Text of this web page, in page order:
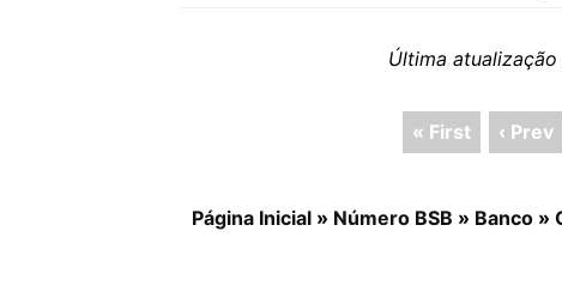
Última
« First ‹ Prev
Página Inicial » Número BSB » Banco »